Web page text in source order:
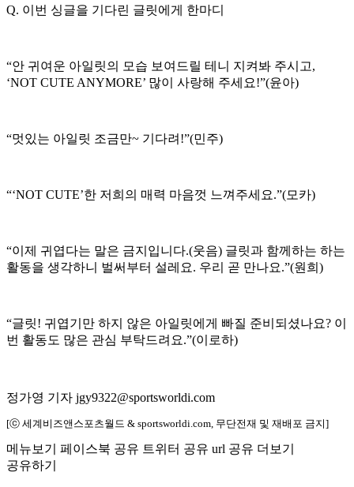
Q. 이번 싱글을 기다린 글릿에게 한마디
“안 귀여운 아일릿의 모습 보여드릴 테니 지켜봐 주시고,
‘NOT CUTE ANYMORE’ 많이 사랑해 주세요!”(윤아)
“멋있는 아일릿 조금만~ 기다려!”(민주)
“‘NOT CUTE’한 저희의 매력 마음껏 느껴주세요.”(모카)
“이제 귀엽다는 말은 금지입니다.(웃음) 글릿과 함께하는 하는
활동을 생각하니 벌써부터 설레요. 우리 곧 만나요.”(원희)
“글릿! 귀엽기만 하지 않은 아일릿에게 빠질 준비되셨나요? 이
번 활동도 많은 관심 부탁드려요.”(이로하)
정가영 기자 jgy9322@sportsworldi.com
[ⓒ 세계비즈앤스포츠월드 & sportsworldi.com, 무단전재 및 재배포 금지]
메뉴보기 페이스북 공유 트위터 공유 url 공유 더보기
공유하기